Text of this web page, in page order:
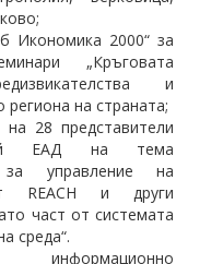
Икономика 2000“ за
„Кръговата
и
на страната;
28 представители
ЕАД на тема
за управление на
REACH и други
част от системата
среда“.